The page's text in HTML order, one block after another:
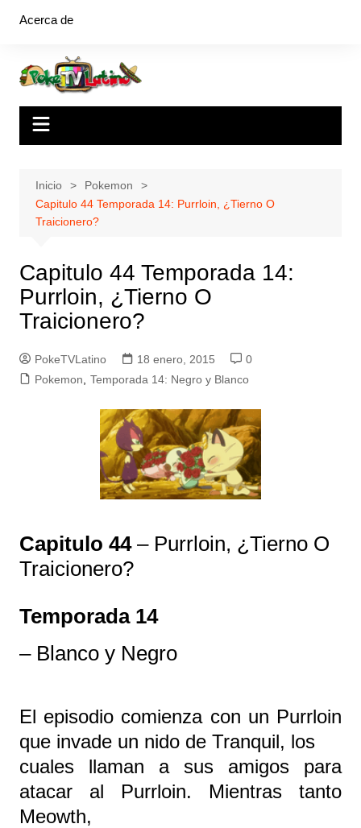
Acerca de
Inicio
Pokemon
Capitulo 44 Temporada 14: Purrloin, ¿Tierno O
Traicionero?
Capitulo 44 Temporada 14:
Purrloin, ¿Tierno O
Traicionero?
PokeTVLatino 18 enero, 2015
0
Pokemon
Temporada 14: Negro y Blanco
Capitulo 44– Purrloin, ¿Tierno O
Traicionero?
Temporada 14
– Blanco y Negro
El episodio comienza con un Purrloin
que invade un nido de Tranquil, los
cuales llaman a sus amigos para
atacar al Purrloin. Mientras tanto
Meowth,